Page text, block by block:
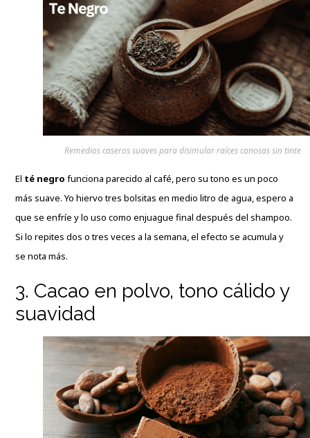
Remedios caseros suaves para disimular raíces canosas sin tinte
El té negro funciona parecido al café, pero su tono es un poco
más suave. Yo hiervo tres bolsitas en medio litro de agua, espero a
que se enfríe y lo uso como enjuague final después del shampoo.
Si lo repites dos o tres veces a la semana, el efecto se acumula y
se nota más.
3. Cacao en polvo, tono cálido y
suavidad